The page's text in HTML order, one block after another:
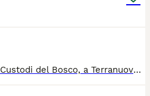
L’allevamento amatoriale Custodi del Bosco, a Terranuova Bracciolini (AR), ha ancora disponibili 3 splendidi cuccioli pronti a raggiungere le loro nuove famiglie da settembre: 2 cuccioli rossi 1 femmina tricolore con una particolare macchia sul viso Cresciuti in ambiente familiare, con amore e attenzioni, per sviluppare un carattere socievole, equilibrato e affettuoso. Cosa include la cessione del cucciolo: Pedigree AFEF Microchip già inserito e registrazione all'anagrafe felina Ciclo di vaccinazioni e sverminazioni effettuati. Libretto sanitario Test genetici dei genitori Ci troviamo a Terranuova Bracciolini (AR), in Toscana. Se vuoi venire a conoscerli o desideri ricevere maggiori informazioni, foto e video dei singoli cuccioli, non esitare a contattarci! Saremo felici di trovare la famiglia perfetta per ognuno dei nostri "Custodi del Bosco".